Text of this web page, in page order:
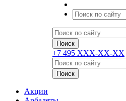
+7 495 XXX-XX-XX
Акции